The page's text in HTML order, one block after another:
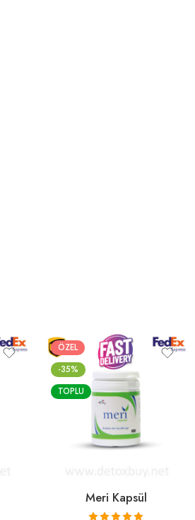
ÖZEL
-35%
TOPLU
Meri Kapsül